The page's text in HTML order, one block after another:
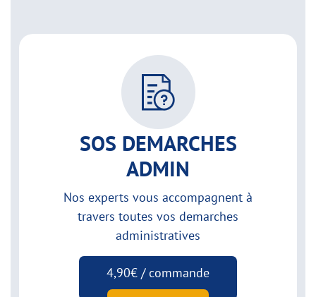
SOS DEMARCHES
ADMIN
Nos experts vous accompagnent à
travers toutes vos demarches
administratives
4,90€ / commande